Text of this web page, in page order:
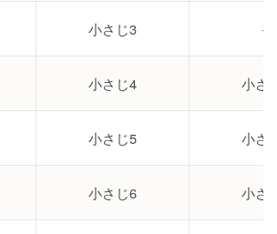
小さじ3 –
小さじ4 小さ
小さじ5 小さ
小さじ6 小さ